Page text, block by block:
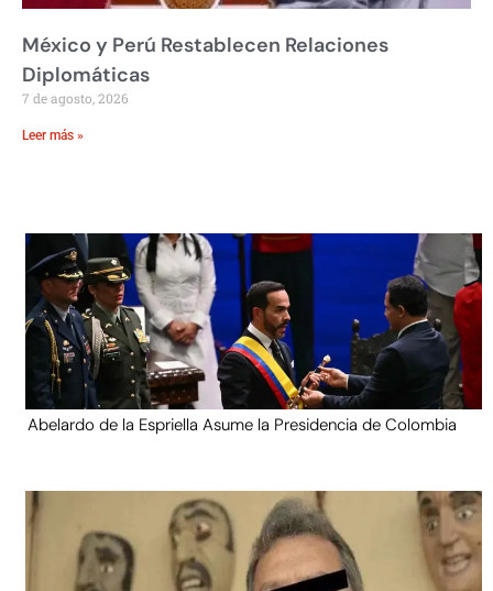
México y Perú Restablecen Relaciones
Diplomáticas
7 de agosto, 2026
Leer más »
Abelardo de la Espriella Asume la Presidencia de Colombia